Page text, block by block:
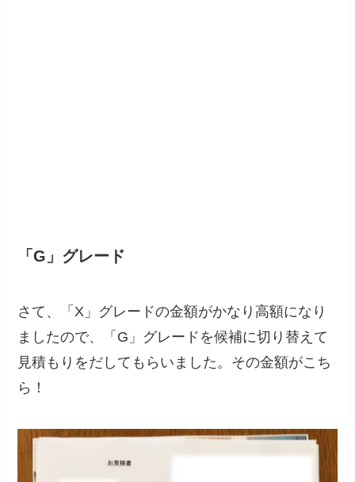
「G」グレード
さて、「X」グレードの金額がかなり高額になり
ましたので、「G」グレードを候補に切り替えて
見積もりをだしてもらいました。その金額がこち
ら！